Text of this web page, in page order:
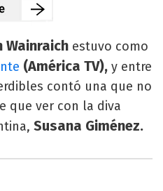
Wainraich estuvo como
(América TV), y entre
contó una que no
que ver con la diva
Susana Giménez.